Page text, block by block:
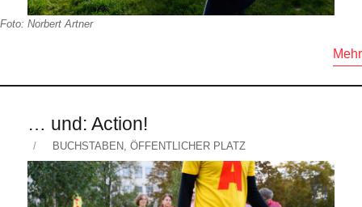
Foto: Norbert Artner
Mehr
… und: Action!
Veröffentlicht
am
KATEGORIEN
BUCHSTABEN,ÖFFENTLICHER PLATZ